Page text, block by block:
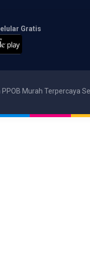
Gratis
Murah Terpercaya